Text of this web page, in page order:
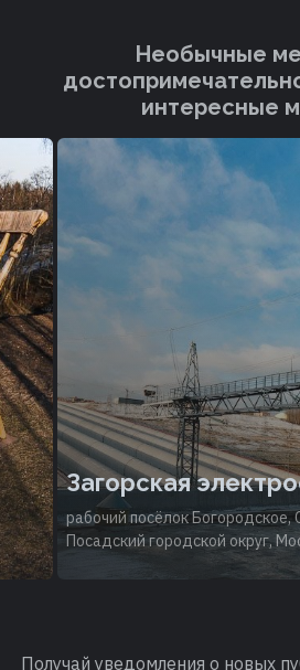
Необычные
интересные
Загорская
рабочий посёлок Богородское,
Посадский городской округ,
Получай уведомления о новых